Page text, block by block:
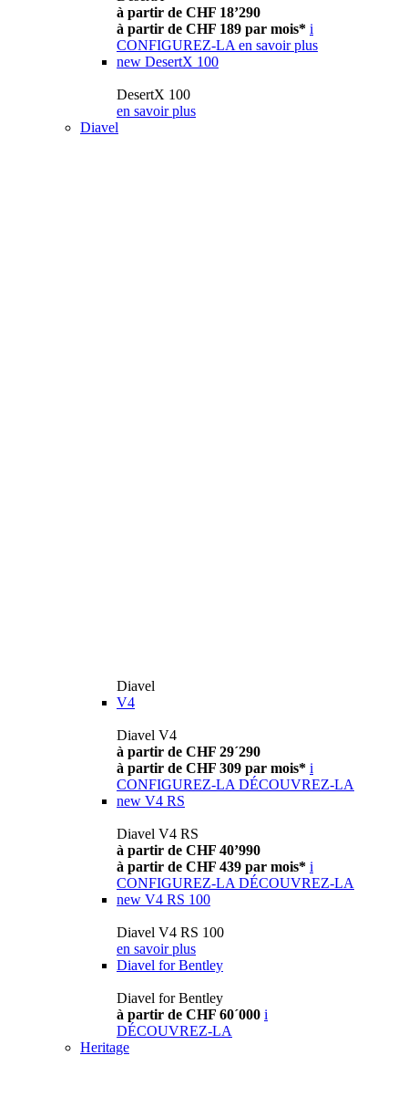
à partir de CHF 18’290
à partir de CHF 189 par mois* i
CONFIGUREZ-LA en savoir plus
new DesertX 100
DesertX 100
en savoir plus
Diavel
Diavel
V4
Diavel V4
à partir de CHF 29´290
à partir de CHF 309 par mois* i
CONFIGUREZ-LA DÉCOUVREZ-LA
new V4 RS
Diavel V4 RS
à partir de CHF 40’990
à partir de CHF 439 par mois* i
CONFIGUREZ-LA DÉCOUVREZ-LA
new V4 RS 100
Diavel V4 RS 100
en savoir plus
Diavel for Bentley
Diavel for Bentley
à partir de CHF 60´000 i
DÉCOUVREZ-LA
Heritage